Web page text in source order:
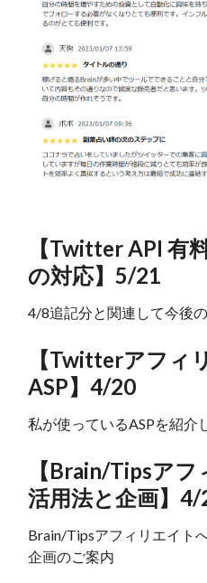
【Twitter API 有
の対応】5/21
4/8追記分と関連して今後
【Twitterアフィ
ASP】4/20
私が使っているASPを紹介
【Brain/Tipsア
活用法と企画】4/
Brain/Tipsアフィリエイト
企画のご案内